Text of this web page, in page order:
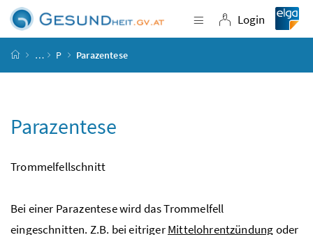
Zum Inhalt
Zum Hauptmenü
Zum Untermenü
Zur Suche
Navigation
Login
Login
Startseite
… P Parazentese
Parazentese
Trommelfellschnitt
Bei einer Parazentese wird das Trommelfell
eingeschnitten. Z.B. bei eitrigerMittelohrentzündungoder